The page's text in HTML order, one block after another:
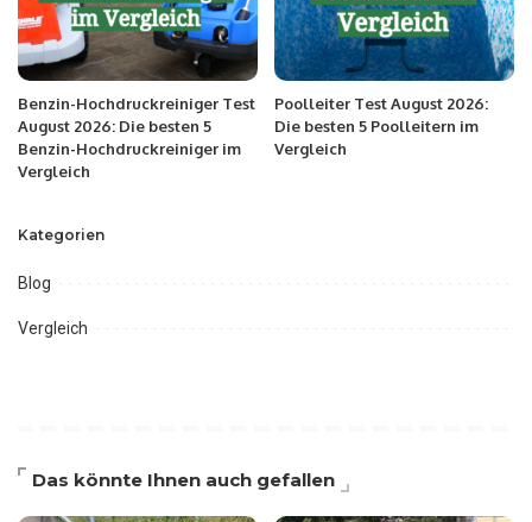
Benzin-Hochdruckreiniger Test
August 2026: Die besten 5
Benzin-Hochdruckreiniger im
Vergleich
Poolleiter Test August 2026:
Die besten 5 Poolleitern im
Vergleich
Kategorien
Blog
Vergleich
Das könnte Ihnen auch gefallen